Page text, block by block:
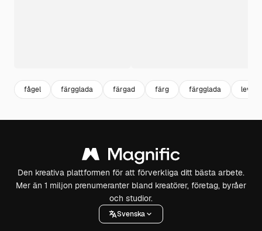
fågel färgglada färgad färg färgglada
Den kreativa plattformen för att förverkliga ditt bästa arbete.
Mer än 1 miljon prenumeranter bland kreatörer, företag, byråer
och studior.
Svenska